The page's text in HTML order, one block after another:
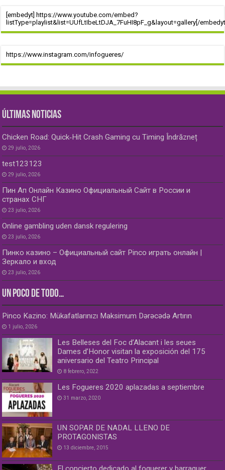
[embedyt] https://www.youtube.com/embed?
listType=playlist&list=UUfLtIbeLtDJA_7FuHI8pF_g&layout=gallery[/
https://www.instagram.com/infogueres/
ÚLTIMAS NOTICIAS
Chicken Road: Quick‑Hit Crash Gaming cu Timing Îndrăzneț
29 julio, 2026
test123123
29 julio, 2026
Пин Ап Онлайн Казино Официальный Сайт в России и
странах СНГ
23 julio, 2026
Online gambling uden dansk regulering
23 julio, 2026
Пинко казино – Официальный сайт Pinco играть онлайн |
Зеркало и вход
23 julio, 2026
UN POCO DE TODO…
Pinco Kazino: Mükafatlarınızı Maksimum Dərəcədə Artırın
1 julio, 2026
Les Belleses del Foc d’Alacant i les seues
Dames d’Honor visitan la exposición del 175
aniversario del Teatro Principal
8 febrero, 2022
Les Fogueres 2020 aplazadas a septiembre
31 marzo, 2020
UN SOPAR DE NADAL LLENO DE
PROTAGONISTAS
13 diciembre, 2015